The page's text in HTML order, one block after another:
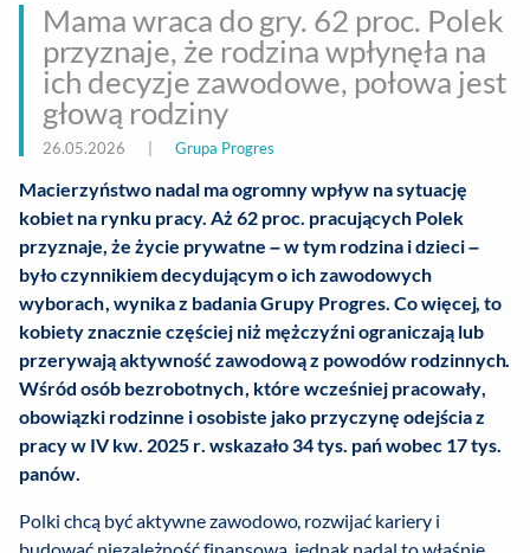
Mama wraca do gry. 62 proc. Polek
przyznaje, że rodzina wpłynęła na
ich decyzje zawodowe, połowa jest
głową rodziny
26.05.2026 Grupa Progres
Macierzyństwo nadal ma ogromny wpływ na sytuację
kobiet na rynku pracy. Aż 62 proc. pracujących Polek
przyznaje, że życie prywatne – w tym rodzina i dzieci –
było czynnikiem decydującym o ich zawodowych
wyborach, wynika z badania Grupy Progres. Co więcej, to
kobiety znacznie częściej niż mężczyźni ograniczają lub
przerywają aktywność zawodową z powodów rodzinnych.
Wśród osób bezrobotnych, które wcześniej pracowały,
obowiązki rodzinne i osobiste jako przyczynę odejścia z
pracy w IV kw. 2025 r. wskazało 34 tys. pań wobec 17 tys.
panów.
Polki chcą być aktywne zawodowo, rozwijać kariery i